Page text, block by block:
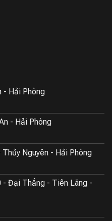
- Hải Phòng
- Hải Phòng
Nguyên - Hải Phòng
- Đại Thắng - Tiên Lãng -